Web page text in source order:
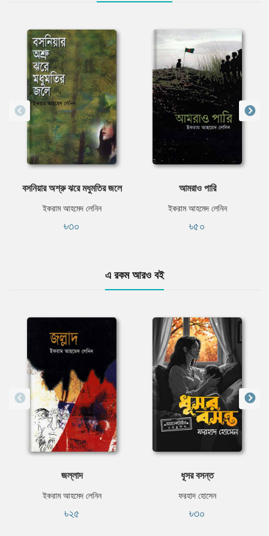
বসনিয়ার অশ্রু ঝরে মধুমতির জলে
ইকরাম আহমেদ লেনিন
৳৩০
আমরাও পারি
ইকরাম আহমেদ লেনিন
৳৫০
এ রকম আরও বই
জল্লাদ
ইকরাম আহমেদ লেনিন
৳২৫
ধূসর বসন্ত
ফরহাদ হোসেন
৳৩০